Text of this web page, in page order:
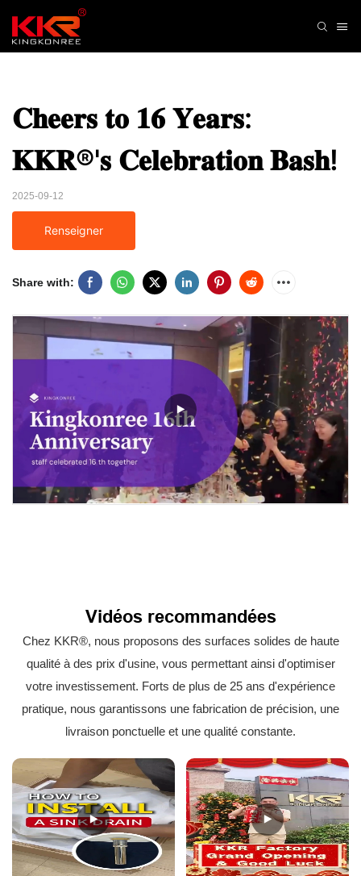
𝐂𝐡𝐞𝐞𝐫𝐬 𝐭𝐨 𝟏𝟔 𝐘𝐞𝐚𝐫𝐬:
𝐊𝐊𝐑®'𝐬 𝐂𝐞𝐥𝐞𝐛𝐫𝐚𝐭𝐢𝐨𝐧 𝐁𝐚𝐬𝐡!
2025-09-12
Renseigner
Share with:
Vidéos recommandées
Chez KKR®, nous proposons des surfaces solides de haute
qualité à des prix d'usine, vous permettant ainsi d'optimiser
votre investissement. Forts de plus de 25 ans d'expérience
pratique, nous garantissons une fabrication de précision, une
livraison ponctuelle et une qualité constante.